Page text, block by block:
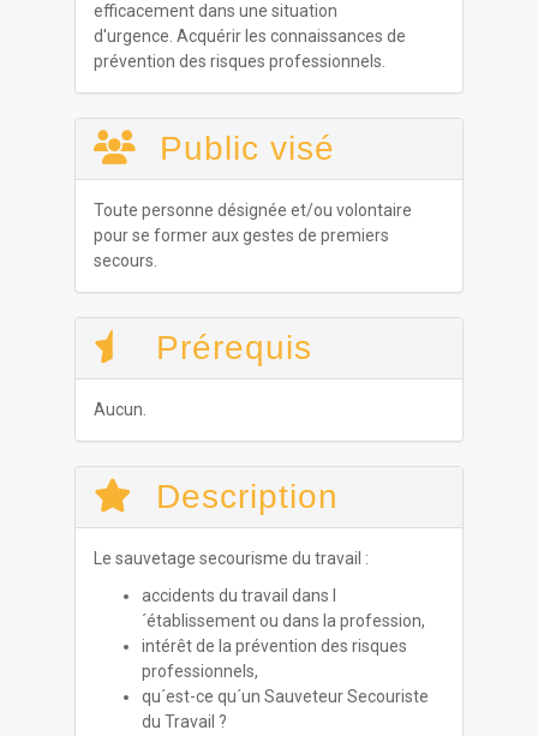
efficacement dans une situation
d'urgence. Acquérir les connaissances de
prévention des risques professionnels.
Public visé
Toute personne désignée et/ou volontaire
pour se former aux gestes de premiers
secours.
Prérequis
Aucun.
Description
Le sauvetage secourisme du travail :
accidents du travail dans l
´établissement ou dans la profession,
intérêt de la prévention des risques
professionnels,
qu´est-ce qu´un Sauveteur Secouriste
du Travail ?